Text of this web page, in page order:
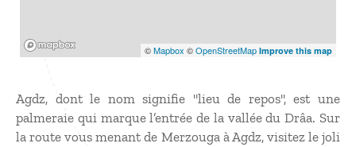
©Mapbox ©OpenStreetMap Improve this map
Agdz, dont le nom signifie "lieu de repos", est une
palmeraie qui marque l’entrée de la vallée du Drâa. Sur
la route vous menant de Merzouga à Agdz, visitez le joli